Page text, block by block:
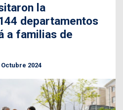
la
departamentos
a familias de
Octubre 2024